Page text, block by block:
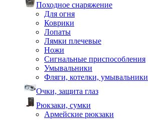
Походное снаряжение
Для огня
Коврики
Лопаты
Лямки плечевые
Ножи
Сигнальные приспособления
Умывальники
Фляги, котелки, умывальники
Очки, защита глаз
Рюкзаки, сумки
Армейские рюкзаки